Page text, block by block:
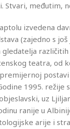
Stvari, međutim,
izvedena
(zajedno s
teatra, od
1995.
uz
ranije u
arije i